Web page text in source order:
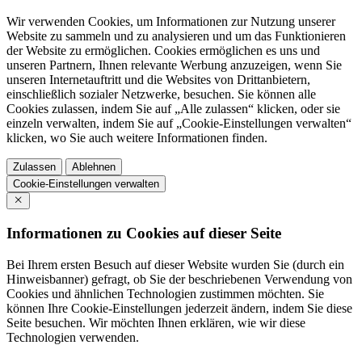
Wir verwenden Cookies, um Informationen zur Nutzung unserer
Website zu sammeln und zu analysieren und um das Funktionieren
der Website zu ermöglichen. Cookies ermöglichen es uns und
unseren Partnern, Ihnen relevante Werbung anzuzeigen, wenn Sie
unseren Internetauftritt und die Websites von Drittanbietern,
einschließlich sozialer Netzwerke, besuchen. Sie können alle
Cookies zulassen, indem Sie auf „Alle zulassen“ klicken, oder sie
einzeln verwalten, indem Sie auf „Cookie-Einstellungen verwalten“
klicken, wo Sie auch weitere Informationen finden.
Zulassen
Ablehnen
Cookie-Einstellungen verwalten
Informationen zu Cookies auf dieser Seite
Bei Ihrem ersten Besuch auf dieser Website wurden Sie (durch ein
Hinweisbanner) gefragt, ob Sie der beschriebenen Verwendung von
Cookies und ähnlichen Technologien zustimmen möchten. Sie
können Ihre Cookie-Einstellungen jederzeit ändern, indem Sie diese
Seite besuchen. Wir möchten Ihnen erklären, wie wir diese
Technologien verwenden.